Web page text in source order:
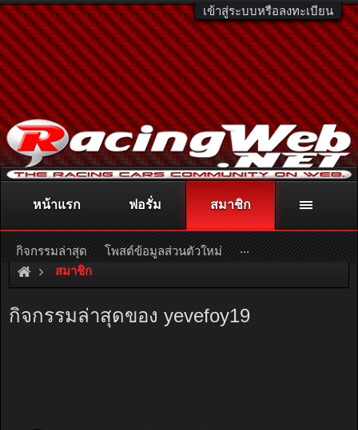
เข้าสู่ระบบหรือลงทะเบียน
ติดต่อลงโฆษณา racingweb@gmail.comหรือโทร. 081-811-1138
หรืออ่านรายละเอียดเพิ่มเติม คลิกที่นี่
สมาชิก
กิจกรรมล่าสุดของ yevefoy19
หน้าแรก ฟอรั่ม สมาชิก
กิจกรรมล่าสุด โพสต์ข้อมูลส่วนตัวใหม่ ...